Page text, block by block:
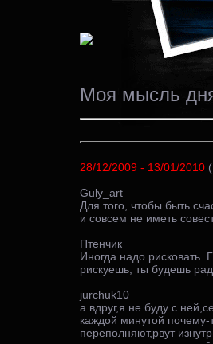
Моя мысль
28/12/2009 - 13/01/2010 (
Guly_art
Для того, чтобы быть
и совсем не иметь
Птенчик
Иногда надо рисковать.
рискуешь, ты будешь
jurchuk10
а вдруг,я не буду с
каждой минутой почему-
переполняют,рвут